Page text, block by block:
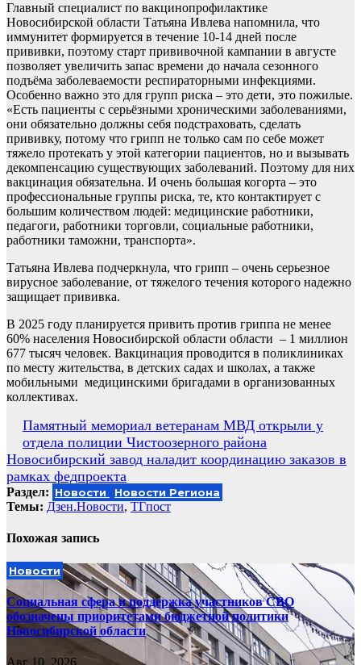
Главный специалист по вакцинопрофилактике
Новосибирской области Татьяна Ивлева напомнила, что
иммунитет формируется в течение 10-14 дней после
прививки, поэтому старт прививочной кампании в августе
позволяет увеличить запас времени до начала сезонного
подъёма заболеваемости респираторными инфекциями.
Особенно важно это для групп риска – это дети, это пожилые.
«Есть пациенты с серьёзными хроническими заболеваниями,
они обязательно должны себя подстраховать, сделать
прививку, потому что грипп не только сам по себе может
тяжело протекать у этой категории пациентов, но и вызывать
декомпенсацию существующих заболеваний. Поэтому для них
вакцинация обязательна. И очень большая когорта – это
профессиональные группы риска, те, кто контактирует с
большим количеством людей: медицинские работники,
педагоги, работники торговли, социальные работники,
работники таможни, транспорта».
Татьяна Ивлева подчеркнула, что грипп – очень серьезное
вирусное заболевание, от тяжелого течения которого надежно
защищает прививка.
В 2025 году планируется привить против гриппа не менее
60% населения Новосибирской области области – 1 миллион
677 тысяч человек. Вакцинация проводится в поликлиниках
по месту жительства, в детских садах и школах, а также
мобильными медицинскими бригадами в организованных
коллективах.
Навигация
по
записям
Памятный мемориал ветеранам МВД открыли у
отдела полиции Чистоозерного района
Новосибирский завод наладит координацию заказов в
рамках федпроекта
Раздел: Новости Новости Региона
Темы: Дзен.Новости, ТГпост
Похожая запись
Новости
Социальная сфера и поддержка участников СВО
обозначены приоритетами бюджетной политики
Новосибирской области
Авг 10, 2026